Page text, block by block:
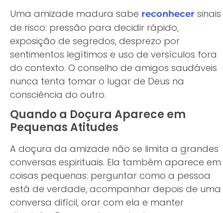
Uma amizade madura sabe reconhecer sinais
de risco: pressão para decidir rápido,
exposição de segredos, desprezo por
sentimentos legítimos e uso de versículos fora
do contexto. O conselho de amigos saudáveis
nunca tenta tomar o lugar de Deus na
consciência do outro.
Quando a Doçura Aparece em
Pequenas Atitudes
A doçura da amizade não se limita a grandes
conversas espirituais. Ela também aparece em
coisas pequenas: perguntar como a pessoa
está de verdade, acompanhar depois de uma
conversa difícil, orar com ela e manter